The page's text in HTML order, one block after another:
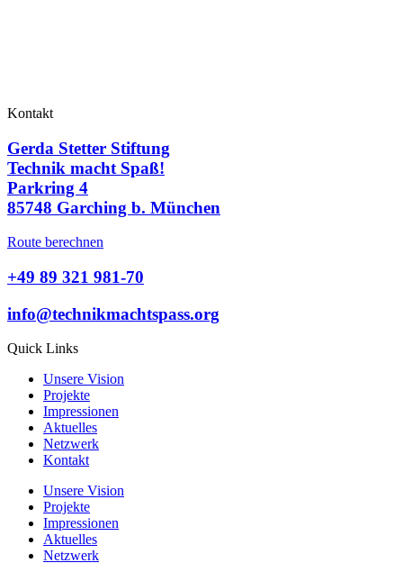
Kontakt
Gerda Stetter Stiftung
Technik macht Spaß!
Parkring 4
85748 Garching b. München
Route berechnen
+49 89 321 981-70
info@technikmachtspass.org
Quick Links
Unsere Vision
Projekte
Impressionen
Aktuelles
Netzwerk
Kontakt
Unsere Vision
Projekte
Impressionen
Aktuelles
Netzwerk